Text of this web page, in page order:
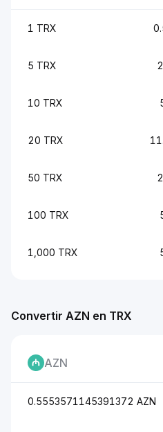
1 TRX
5 TRX
10 TRX
20 TRX
50 TRX
100 TRX
1,000 TRX
Convertir AZN en TRX
AZN
0.5553571145391372 AZN